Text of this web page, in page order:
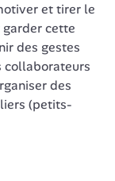
et tirer le
garder cette
des gestes
collaborateurs
des
(petits-